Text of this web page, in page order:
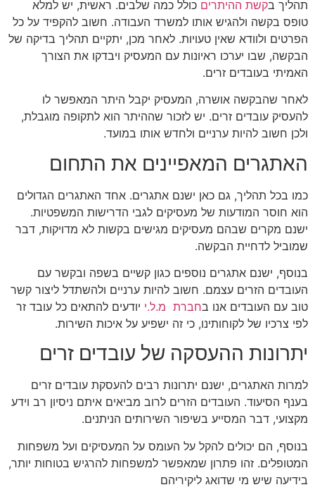
תהליך בקשת ההיתרים כולל כמה שלבים. ראשית, יש למלא
טופס בקשה ולהגיש אותו למשרד העבודה. חשוב להקפיד על כל
הפרטים ולוודא שאין טעויות. לאחר מכן, יתקיים תהליך בדיקה של
הבקשה, שבו יערכו ראיונות עם המעסיק ויבדקו את הצורך
האמיתי בעובדים זרים.
לאחר שהבקשה אושרה, המעסיק יקבל היתר המאפשר לו
להעסיק עובדים זרים. יש לזכור שההיתר הוא לתקופה מוגבלת,
ולכן חשוב להיות ערניים ולחדש אותו במועד.
האתגרים המאפיינים את התחום
כמו בכל תהליך, גם כאן ישנם אתגרים. אחד האתגרים הגדולים
הוא חוסר המודעות של מעסיקים לגבי הדרישות המשפטיות.
ישנם מקרים שבהם מעסיקים מגישים בקשות לא מדויקות, דבר
שמוביל לדחיית הבקשה.
בנוסף, ישנם אתגרים נוספים כגון קשיים בשפה ובקשר עם
העובדים הזרים עצמם. חשוב להיות ערניים ולהשתדל ליצור קשר
טוב עם העובדים אנו בחברת מ.ל.י יודעים להתאים כל עובד זר
לפי צרכיו של לקוחותינו, כי זה ישפיע על איכות השירות.
יתרונות ההעסקה של עובדים זרים
למרות האתגרים, ישנם יתרונות רבים להעסקת עובדים זרים
בענף הסיעוד. העובדים הזרים לרוב מביאים איתם ניסיון רב וידע
מקצועי, דבר המסייע בשיפור השירותים הניתנים.
בנוסף, הם יכולים להקל על העומס על המעסיקים ועל משפחות
המטופלים. זהו פתרון שמאפשר למשפחות להרגיש בטוחות יותר,
בידיעה שיש מי שדואג ליקיריהם